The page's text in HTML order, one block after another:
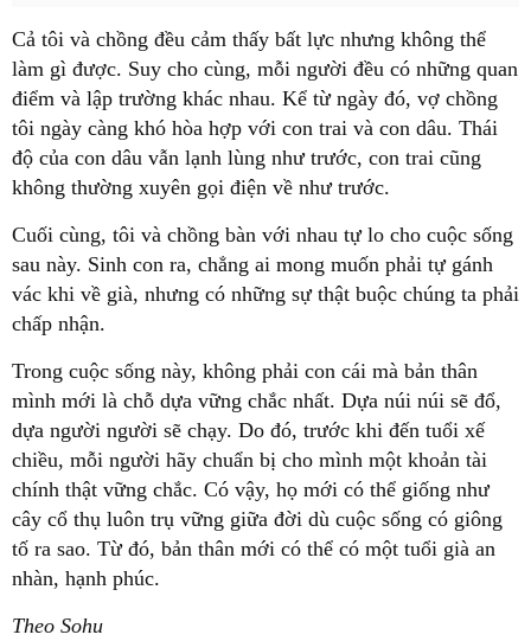
Cả tôi và chồng đều cảm thấy bất lực nhưng không thể
làm gì được. Suy cho cùng, mỗi người đều có những quan
điểm và lập trường khác nhau. Kể từ ngày đó, vợ chồng
tôi ngày càng khó hòa hợp với con trai và con dâu. Thái
độ của con dâu vẫn lạnh lùng như trước, con trai cũng
không thường xuyên gọi điện về như trước.
Cuối cùng, tôi và chồng bàn với nhau tự lo cho cuộc sống
sau này. Sinh con ra, chẳng ai mong muốn phải tự gánh
vác khi về già, nhưng có những sự thật buộc chúng ta phải
chấp nhận.
Trong cuộc sống này, không phải con cái mà bản thân
mình mới là chỗ dựa vững chắc nhất. Dựa núi núi sẽ đổ,
dựa người người sẽ chạy. Do đó, trước khi đến tuổi xế
chiều, mỗi người hãy chuẩn bị cho mình một khoản tài
chính thật vững chắc. Có vậy, họ mới có thể giống như
cây cổ thụ luôn trụ vững giữa đời dù cuộc sống có giông
tố ra sao. Từ đó, bản thân mới có thể có một tuổi già an
nhàn, hạnh phúc.
Theo Sohu